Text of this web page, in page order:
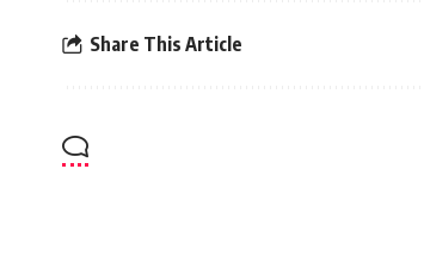
Share This Article